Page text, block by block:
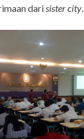
darisister city.